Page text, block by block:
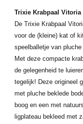
Trixie Krabpaal Vitoria
De Trixie Krabpaal
voor de (kleine) kat of
speelballetje van
Met deze compacte
de gelegenheid te
tegelijk! Deze origineel
met pluche beklede
boog en een met
ligplateau bekleed met